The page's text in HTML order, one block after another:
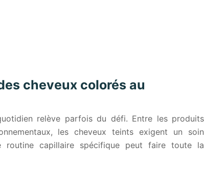
cheveux colorés au
relève parfois du défi. Entre les produits
les cheveux teints exigent un soin
routine capillaire spécifique peut faire toute la